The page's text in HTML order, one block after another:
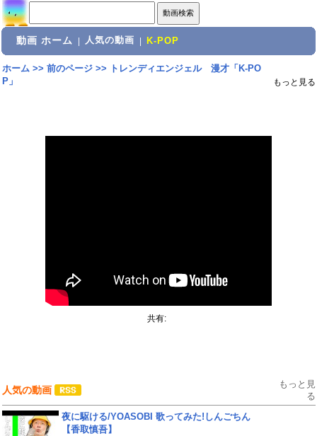
動画 ホーム 人気の動画 K-POP
ホーム>> 前のページ>>
トレンディエンジェル 漫才「K-PO
P」
もっと見る
共有:
人気の動画
もっと見
る
夜に駆ける/YOASOBI 歌ってみた!しんごちん
【香取慎吾】